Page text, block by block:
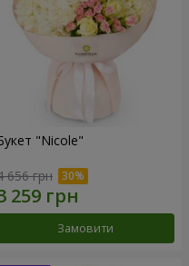
"Nicole"
656 грн
Замовити